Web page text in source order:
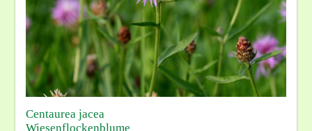
Centaurea jacea
Wiesenflockenblume